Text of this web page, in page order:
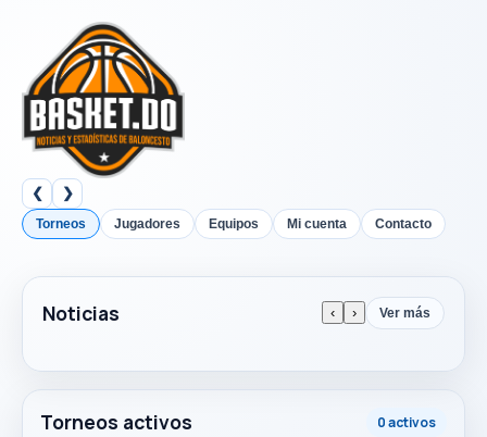
❮ ❯
Torneos Jugadores Equipos Mi cuenta Contacto
Noticias ‹ › Ver más
Torneos activos 0 activos